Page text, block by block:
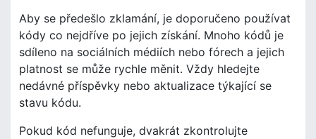
Aby se předešlo zklamání, je doporučeno používat
kódy co nejdříve po jejich získání. Mnoho kódů je
sdíleno na sociálních médiích nebo fórech a jejich
platnost se může rychle měnit. Vždy hledejte
nedávné příspěvky nebo aktualizace týkající se
stavu kódu.
Pokud kód nefunguje, dvakrát zkontrolujte